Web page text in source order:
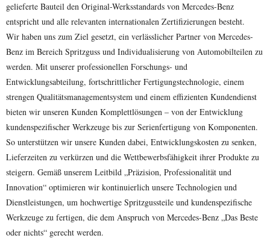
gelieferte Bauteil den Original-Werksstandards von Mercedes-Benz
entspricht und alle relevanten internationalen Zertifizierungen besteht.
Wir haben uns zum Ziel gesetzt, ein verlässlicher Partner von Mercedes-
Benz im Bereich Spritzguss und Individualisierung von Automobilteilen zu
werden. Mit unserer professionellen Forschungs- und
Entwicklungsabteilung, fortschrittlicher Fertigungstechnologie, einem
strengen Qualitätsmanagementsystem und einem effizienten Kundendienst
bieten wir unseren Kunden Komplettlösungen – von der Entwicklung
kundenspezifischer Werkzeuge bis zur Serienfertigung von Komponenten.
So unterstützen wir unsere Kunden dabei, Entwicklungskosten zu senken,
Lieferzeiten zu verkürzen und die Wettbewerbsfähigkeit ihrer Produkte zu
steigern. Gemäß unserem Leitbild „Präzision, Professionalität und
Innovation“ optimieren wir kontinuierlich unsere Technologien und
Dienstleistungen, um hochwertige Spritzgussteile und kundenspezifische
Werkzeuge zu fertigen, die dem Anspruch von Mercedes-Benz „Das Beste
oder nichts“ gerecht werden.